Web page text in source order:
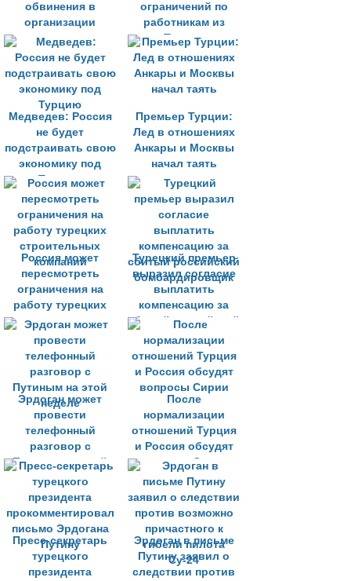
обвинения в
организации
госпереворота в
Турции
ограничений по
работникам из
Турции
Медведев: Россия
не будет
подстраивать свою
экономику под
Турцию
Премьер Турции:
Лед в отношениях
Анкары и Москвы
начал таять
Россия может
пересмотреть
ограничения на
работу турецких
строительных
компаний
Турецкий премьер
выразил согласие
выплатить
компенсацию за
сбитый российский
бомбардировщик
Эрдоган может
провести
телефонный
разговор с
Путиным на этой
неделе
После
нормализации
отношений Турция
и Россия обсудят
вопросы Сирии
Пресс-секретарь
турецкого
президента
Эрдоган в письме
Путину заявил о
следствии против